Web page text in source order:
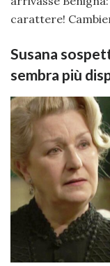
carattere!
Susana
sembra più